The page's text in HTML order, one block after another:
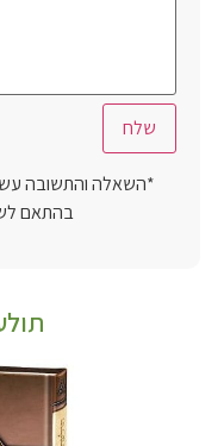
*השאלה והתשובה
בהתאם